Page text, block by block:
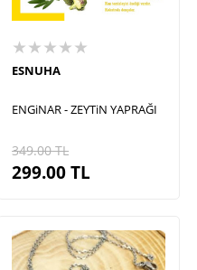
★★★★★
ESNUHA
ENGiNAR - ZEYTiN YAPRAĞI
349.00TL
299.00TL